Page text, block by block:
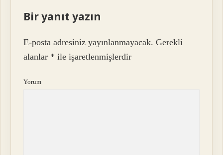
Bir yanıt yazın
E-posta adresiniz yayınlanmayacak. Gerekli
alanlar * ile işaretlenmişlerdir
Yorum